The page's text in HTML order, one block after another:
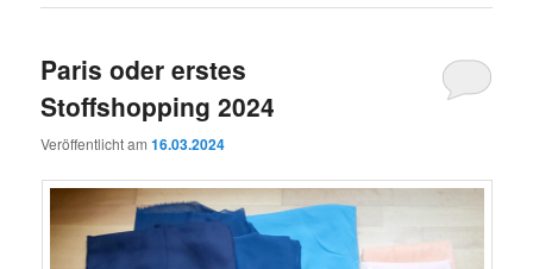
Paris oder erstes
Stoffshopping 2024
Veröffentlicht am16.03.2024